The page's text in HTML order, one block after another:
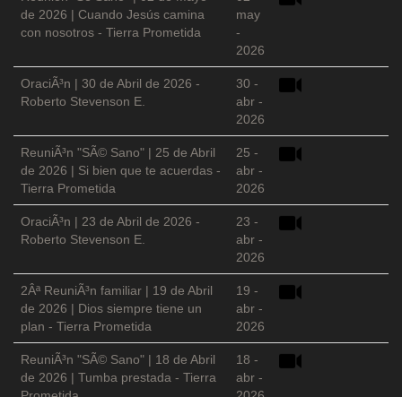
de 2026 | Cuando Jesús camina
con nosotros - Tierra Prometida
may
-
2026
OraciÃ³n | 30 de Abril de 2026 -
Roberto Stevenson E.
30 -
abr -
2026
ReuniÃ³n "SÃ© Sano" | 25 de Abril
de 2026 | Si bien que te acuerdas -
Tierra Prometida
25 -
abr -
2026
OraciÃ³n | 23 de Abril de 2026 -
Roberto Stevenson E.
23 -
abr -
2026
2Âª ReuniÃ³n familiar | 19 de Abril
de 2026 | Dios siempre tiene un
plan - Tierra Prometida
19 -
abr -
2026
ReuniÃ³n "SÃ© Sano" | 18 de Abril
de 2026 | Tumba prestada - Tierra
18 -
abr -